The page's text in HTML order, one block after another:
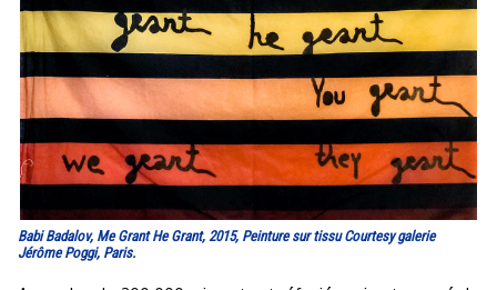
Babi Badalov, Me Grant He Grant, 2015, Peinture sur tissu Courtesy galerie
Jérôme Poggi, Paris.